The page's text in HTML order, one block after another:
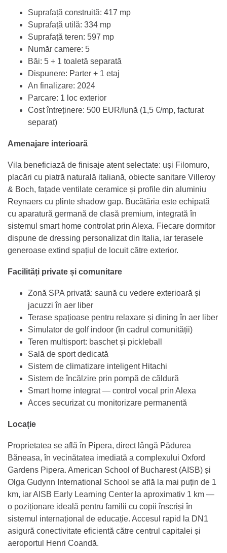
Suprafață construită: 417 mp
Suprafață utilă: 334 mp
Suprafață teren: 597 mp
Număr camere: 5
Băi: 5 + 1 toaletă separată
Dispunere: Parter + 1 etaj
An finalizare: 2024
Parcare: 1 loc exterior
Cost întreținere: 500 EUR/lună (1,5 €/mp, facturat
separat)
Amenajare interioară
Vila beneficiază de finisaje atent selectate: uși Filomuro,
placări cu piatră naturală italiană, obiecte sanitare Villeroy
& Boch, fațade ventilate ceramice și profile din aluminiu
Reynaers cu plinte shadow gap. Bucătăria este echipată
cu aparatură germană de clasă premium, integrată în
sistemul smart home controlat prin Alexa. Fiecare dormitor
dispune de dressing personalizat din Italia, iar terasele
generoase extind spațiul de locuit către exterior.
Facilități private și comunitare
Zonă SPA privată: saună cu vedere exterioară și
jacuzzi în aer liber
Terase spațioase pentru relaxare și dining în aer liber
Simulator de golf indoor (în cadrul comunității)
Teren multisport: baschet și pickleball
Sală de sport dedicată
Sistem de climatizare inteligent Hitachi
Sistem de încălzire prin pompă de căldură
Smart home integrat — control vocal prin Alexa
Acces securizat cu monitorizare permanentă
Locație
Proprietatea se află în Pipera, direct lângă Pădurea
Băneasa, în vecinătatea imediată a complexului Oxford
Gardens Pipera. American School of Bucharest (AISB) și
Olga Gudynn International School se află la mai puțin de 1
km, iar AISB Early Learning Center la aproximativ 1 km —
o poziționare ideală pentru familii cu copii înscriși în
sistemul internațional de educație. Accesul rapid la DN1
asigură conectivitate eficientă către centrul capitalei și
aeroportul Henri Coandă.